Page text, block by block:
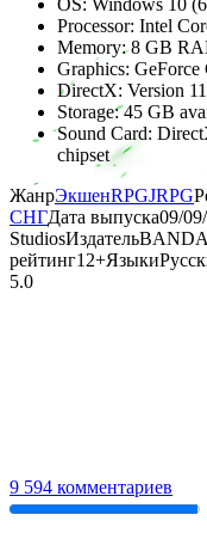
OS: Windows 10
Processor: Intel
Memory: 8 GB
Graphics:
DirectX: Version 11
Storage: 45 GB
Sound Card:
chipset
ЖанрЭкшенRPGJRPG
СНГДата выпуска09/
StudiosИздатель
рейтинг12+Языки
5.0
9 594 комментариев